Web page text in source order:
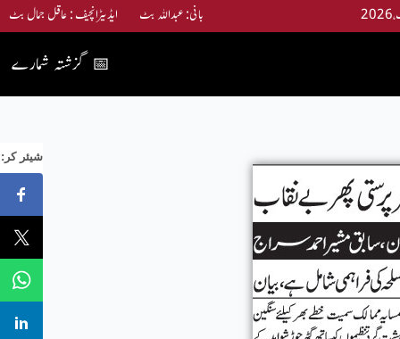
بانی: عبداللہ بٹ ایڈیٹرانچیف : عاقل جمال بٹ
گزشتہ شمارے 📅
:شیئر کر